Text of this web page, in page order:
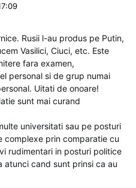
Rusii l-au produs pe Putin,
Vasilici, Ciuci, etc. Este
fara examen,
personal si de grup numai
Uitati de onoare!
sunt mai curand
universitati sau pe posturi
complexe prin comparatie cu
rudimentari in posturi politice
atunci cand sunt prinsi ca au